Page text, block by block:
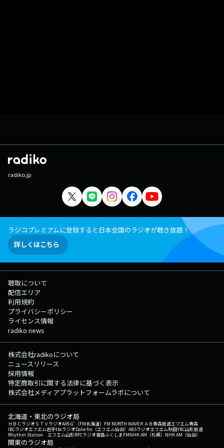
radiko.jp
ラジコプレミアムに登録すると日本全国のラジオが聴き放題！
詳しくはこちら
聴取について
配信エリア
利用規約
プライバシーポリシー
ライセンス情報
radiko news
株式会社radikoについて
ニュースリリース
採用情報
特定商取引に関する法律に基づく表示
株式会社メディアプラットフォームラボについて
北海道・東北のラジオ局
ＨＢＣラジオＳＴＶラジオAIR-G'（FM北海道） FM NORTH WAVEＲＡＢ青森放送エフエム青森
IBCラジオエフエム岩手tbcラジオDate fm（エフエム仙台） ABSラジオエフエム秋田YBC山形放送
Rhythm Station エフエム山形RFCラジオ福島ふくしまFMNHK AM（札幌） NHK AM（仙台）
関東のラジオ局